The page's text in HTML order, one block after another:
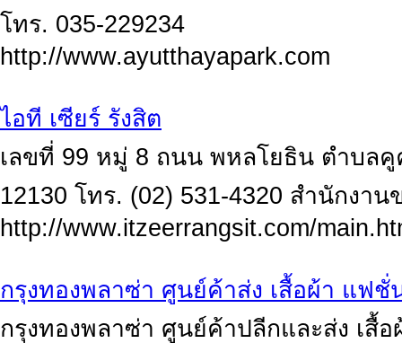
โทร. 035-229234
http://www.ayutthayapark.com
ไอที เซียร์ รังสิต
เลขที่ 99 หมู่ 8 ถนน พหลโยธิน ตำบล
12130 โทร. (02) 531-4320 สำนักงา
http://www.itzeerrangsit.com/
กรุงทองพลาซ่า ศูนย์ค้าส่ง เสื้อผ้า แฟ
กรุงทองพลาซ่า ศูนย์ค้าปลีกและส่ง เ